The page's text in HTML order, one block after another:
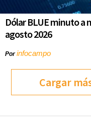
Dólar BLUE minuto a
agosto 2026
Porinfocampo
Cargar